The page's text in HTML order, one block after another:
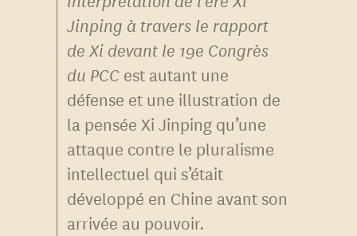
Jinping à travers le rapport
de Xi devant le 19e Congrès
du PCC est autant une
défense et une illustration de
la pensée Xi Jinping qu’une
attaque contre le pluralisme
intellectuel qui s’était
développé en Chine avant son
arrivée au pouvoir.